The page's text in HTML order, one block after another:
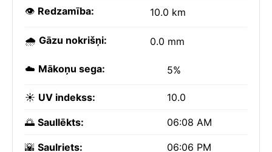
👁️ Redzamība: 10.0 km
🌧️ Gāzu nokrišņi: 0.0 mm
☁️ Mākoņu sega: 5%
☀️ UV indekss: 10.0
🌅 Saullēkts: 06:08 AM
🌇 Saulriets: 06:06 PM